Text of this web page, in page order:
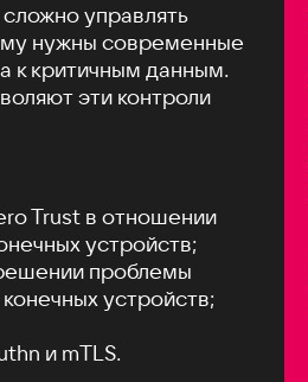
управлять
нужны современные
к критичным данным.
эти контроли
Trust в отношении
устройств;
проблемы
устройств;
и mTLS.